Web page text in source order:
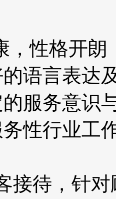
，性格开
语言表达
服务意识
性行业工
接待，针